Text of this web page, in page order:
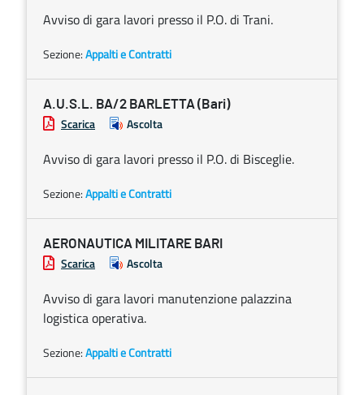
Avviso di gara lavori presso il P.O. di Trani.
Sezione:Appalti e Contratti
A.U.S.L. BA/2 BARLETTA (Bari)
Scarica Ascolta
Avviso di gara lavori presso il P.O. di Bisceglie.
Sezione:Appalti e Contratti
AERONAUTICA MILITARE BARI
Scarica Ascolta
Avviso di gara lavori manutenzione palazzina
logistica operativa.
Sezione:Appalti e Contratti